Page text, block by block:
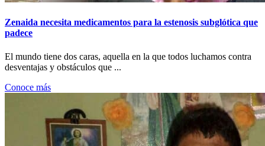
Zenaida necesita medicamentos para la estenosis subglótica que
padece
El mundo tiene dos caras, aquella en la que todos luchamos contra
desventajas y obstáculos que ...
Conoce más